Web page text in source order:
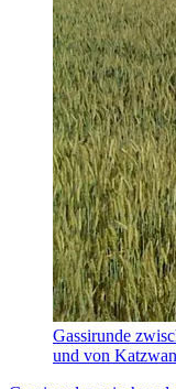
Gassirunde
und von